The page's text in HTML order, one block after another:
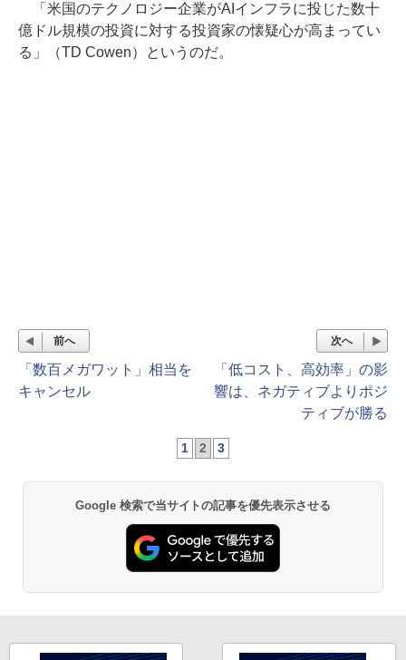
「米国のテクノロジー企業がAIインフラに投じた数十
億ドル規模の投資に対する投資家の懐疑心が高まってい
る」（TD Cowen）というのだ。
前へ
「数百メガワット」相当を
キャンセル
次へ
「低コスト、高効率」の影
響は、ネガティブよりポジ
ティブが勝る
1 2 3
Google 検索で当サイトの記事を優先表示させる